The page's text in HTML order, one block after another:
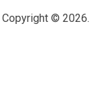
Copyright © 2026.